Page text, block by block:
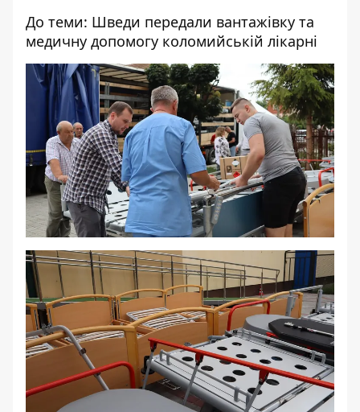
До теми: Шведи передали вантажівку та
медичну допомогу коломийській лікарні